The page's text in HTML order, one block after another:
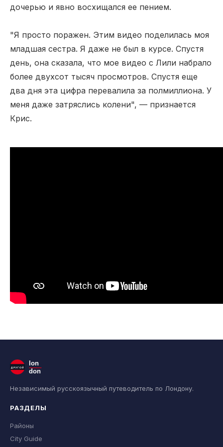
дочерью и явно восхищался ее пением.
"Я просто поражен. Этим видео поделилась моя
младшая сестра. Я даже не был в курсе. Спустя
день, она сказала, что мое видео с Лили набрало
более двухсот тысяч просмотров. Спустя еще
два дня эта цифра перевалила за полмиллиона. У
меня даже затряслись колени", — признается
Крис.
ДРУГОЙ
lon
don
Независимый русскоязычный путеводитель по Лондону.
РАЗДЕЛЫ
Районы
City Guide